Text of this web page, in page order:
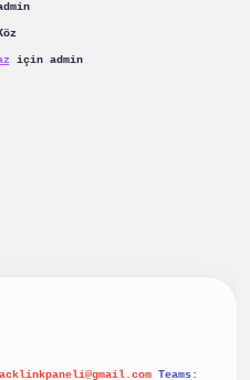
Köz
için admin
Teams: